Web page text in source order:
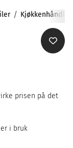
prisen på det
i bruk